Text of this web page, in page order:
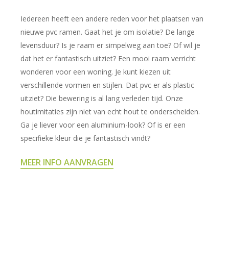
Iedereen heeft een andere reden voor het plaatsen van
nieuwe pvc ramen. Gaat het je om isolatie? De lange
levensduur? Is je raam er simpelweg aan toe? Of wil je
dat het er fantastisch uitziet? Een mooi raam verricht
wonderen voor een woning. Je kunt kiezen uit
verschillende vormen en stijlen. Dat pvc er als plastic
uitziet? Die bewering is al lang verleden tijd. Onze
houtimitaties zijn niet van echt hout te onderscheiden.
Ga je liever voor een aluminium-look? Of is er een
specifieke kleur die je fantastisch vindt?
MEER INFO AANVRAGEN